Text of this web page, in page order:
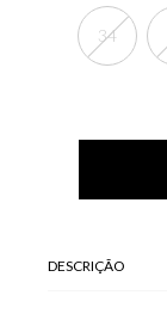
34
DESCRIÇÃO